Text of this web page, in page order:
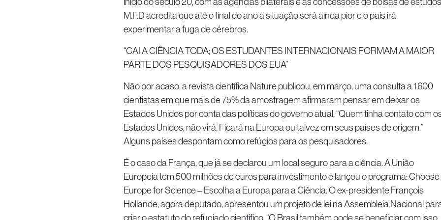
M.F.D acredita que até o final do ano a situação será ainda pior e o país irá
experimentar a fuga de cérebros.
“CAI A CIÊNCIA TODA; OS ESTUDANTES INTERNACIONAIS FORMAM A MAIOR
PARTE DOS PESQUISADORES DOS EUA”
Não por acaso, a revista científica Nature publicou, em março, uma consulta a 1.600
cientistas em que mais de 75% da amostragem afirmaram pensar em deixar os
Estados Unidos por conta das políticas do governo atual. “Quem tinha contato com
Estados Unidos, não virá. Ficará na Europa ou talvez em seus países de origem.”
Alguns países despontam como refúgios para os pesquisadores.
É o caso da França, que já se declarou um local seguro para a ciência. A União
Europeia tem 500 milhões de euros para investimento e lançou o programa: Choose
Europe for Science – Escolha a Europa para a Ciência. O ex-presidente François
Hollande, agora deputado, apresentou um projeto de lei na Assembleia Nacional
criar o estatuto do refugiado científico. “O Brasil também pode se beneficiar com isso.